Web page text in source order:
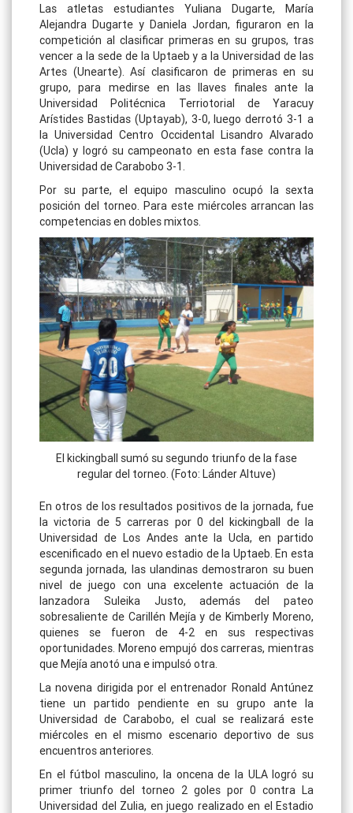
Las atletas estudiantes Yuliana Dugarte, María
Alejandra Dugarte y Daniela Jordan, figuraron en la
competición al clasificar primeras en su grupos, tras
vencer a la sede de la Uptaeb y a la Universidad de las
Artes (Unearte). Así clasificaron de primeras en su
grupo, para medirse en las llaves finales ante la
Universidad Politécnica Terriotorial de Yaracuy
Arístides Bastidas (Uptayab), 3-0, luego derrotó 3-1 a
la Universidad Centro Occidental Lisandro Alvarado
(Ucla) y logró su campeonato en esta fase contra la
Universidad de Carabobo 3-1.
Por su parte, el equipo masculino ocupó la sexta
posición del torneo. Para este miércoles arrancan las
competencias en dobles mixtos.
El kickingball sumó su segundo triunfo de la fase
regular del torneo. (Foto: Lánder Altuve)
En otros de los resultados positivos de la jornada, fue
la victoria de 5 carreras por 0 del kickingball de la
Universidad de Los Andes ante la Ucla, en partido
escenificado en el nuevo estadio de la Uptaeb. En esta
segunda jornada, las ulandinas demostraron su buen
nivel de juego con una excelente actuación de la
lanzadora Suleika Justo, además del pateo
sobresaliente de Carillén Mejía y de Kimberly Moreno,
quienes se fueron de 4-2 en sus respectivas
oportunidades. Moreno empujó dos carreras, mientras
que Mejía anotó una e impulsó otra.
La novena dirigida por el entrenador Ronald Antúnez
tiene un partido pendiente en su grupo ante la
Universidad de Carabobo, el cual se realizará este
miércoles en el mismo escenario deportivo de sus
encuentros anteriores.
En el fútbol masculino, la oncena de la ULA logró su
primer triunfo del torneo 2 goles por 0 contra La
Universidad del Zulia, en juego realizado en el Estadio